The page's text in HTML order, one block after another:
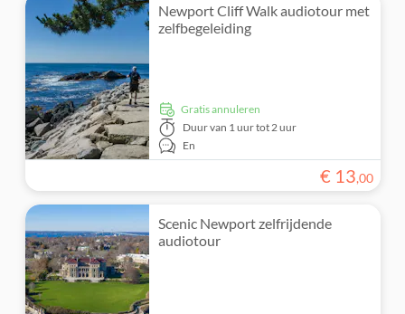
Newport Cliff Walk audiotour met
zelfbegeleiding
Gratis annuleren
Duurvan 1 uur tot 2 uur
En
€ 13,00
Scenic Newport zelfrijdende
audiotour